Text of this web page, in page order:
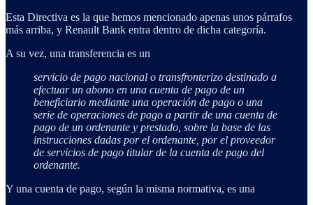
Esta Directiva es la que hemos mencionado apenas unos párrafos
más arriba, y Renault Bank entra dentro de dicha categoría.
A su vez, una transferencia es un
servicio de pago nacional o transfronterizo destinado a
efectuar un abono en una cuenta de pago de un
beneficiario mediante una operación de pago o una
serie de operaciones de pago a partir de una cuenta de
pago de un ordenante y prestado, sobre la base de las
instrucciones dadas por el ordenante, por el proveedor
de servicios de pago titular de la cuenta de pago del
ordenante.
Y una cuenta de pago, según la misma normativa, es una